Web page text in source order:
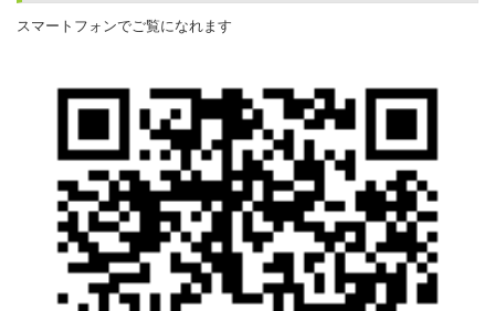
スマートフォンでご覧になれます